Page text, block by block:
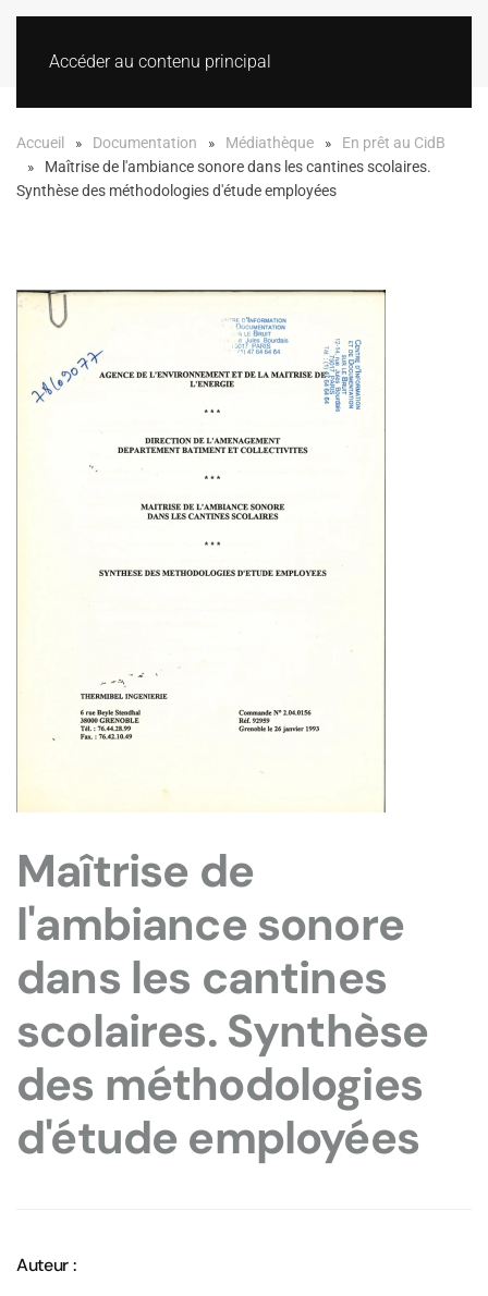
Accéder au contenu principal
Accueil Documentation Médiathèque
En prêt au CidB
Maîtrise de l'ambiance sonore dans les cantines scolaires.
Synthèse des méthodologies d'étude employées
Maîtrise de
l'ambiance sonore
dans les cantines
scolaires. Synthèse
des méthodologies
d'étude employées
Auteur :